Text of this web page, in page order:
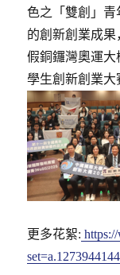
色之「雙創」
的創新創業成果
假銅鑼灣奧運
學生創新創業大
更多花絮: